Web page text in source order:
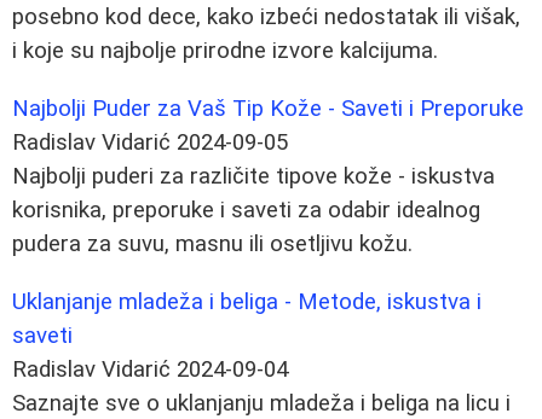
posebno kod dece, kako izbeći nedostatak ili višak,
i koje su najbolje prirodne izvore kalcijuma.
Najbolji Puder za Vaš Tip Kože - Saveti i Preporuke
Radislav Vidarić 2024-09-05
Najbolji puderi za različite tipove kože - iskustva
korisnika, preporuke i saveti za odabir idealnog
pudera za suvu, masnu ili osetljivu kožu.
Uklanjanje mladeža i beliga - Metode, iskustva i
saveti
Radislav Vidarić 2024-09-04
Saznajte sve o uklanjanju mladeža i beliga na licu i